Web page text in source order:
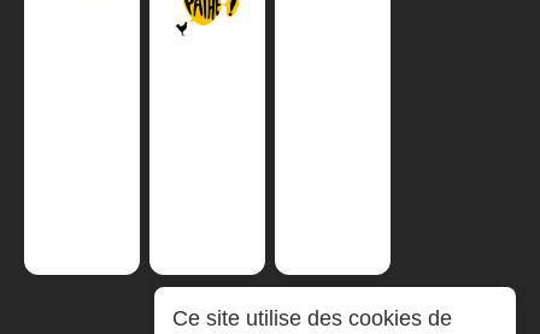
Ce site utilise des cookies de